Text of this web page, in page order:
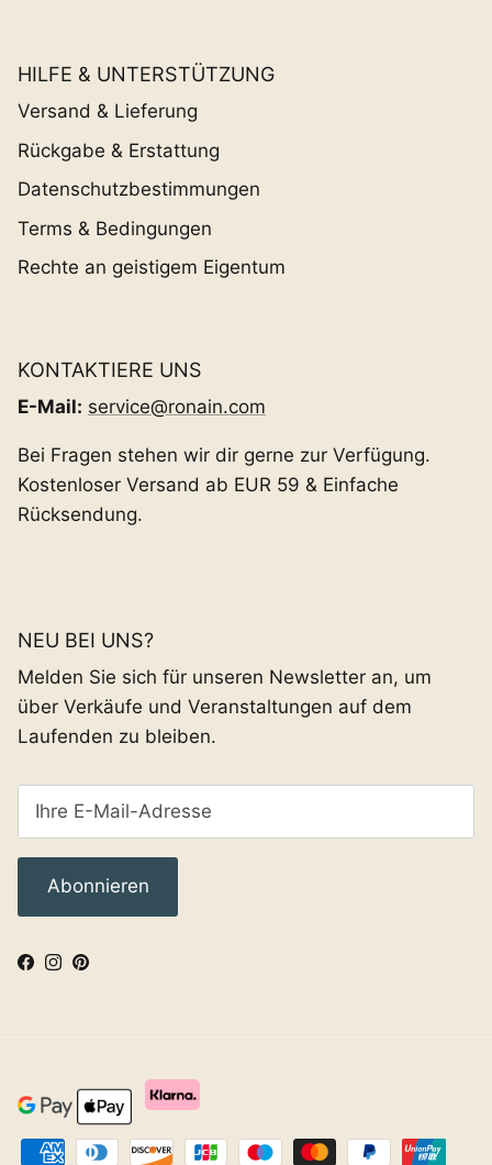
HILFE & UNTERSTÜTZUNG
Versand & Lieferung
Rückgabe & Erstattung
Datenschutzbestimmungen
Terms & Bedingungen
Rechte an geistigem Eigentum
KONTAKTIERE UNS
E-Mail: service@ronain.com
Bei Fragen stehen wir dir gerne zur Verfügung.
Kostenloser Versand ab EUR 59 & Einfache
Rücksendung.
NEU BEI UNS?
Melden Sie sich für unseren Newsletter an, um
über Verkäufe und Veranstaltungen auf dem
Laufenden zu bleiben.
Abonnieren
Facebook
Instagram
Pinterest